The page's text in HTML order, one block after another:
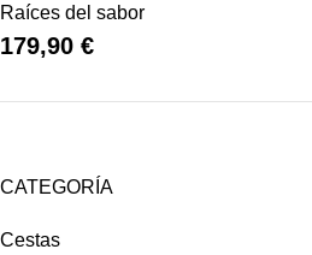
Raíces del sabor
179,90 €
CATEGORÍA
Cestas